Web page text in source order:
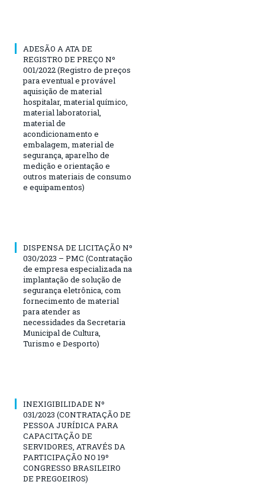
ADESÃO A ATA DE
REGISTRO DE PREÇO Nº
001/2022 (Registro de preços
para eventual e provável
aquisição de material
hospitalar, material químico,
material laboratorial,
material de
acondicionamento e
embalagem, material de
segurança, aparelho de
medição e orientação e
outros materiais de consumo
e equipamentos)
DISPENSA DE LICITAÇÃO Nº
030/2023 – PMC (Contratação
de empresa especializada na
implantação de solução de
segurança eletrônica, com
fornecimento de material
para atender as
necessidades da Secretaria
Municipal de Cultura,
Turismo e Desporto)
INEXIGIBILIDADE Nº
031/2023 (CONTRATAÇÃO DE
PESSOA JURÍDICA PARA
CAPACITAÇÃO DE
SERVIDORES, ATRAVÉS DA
PARTICIPAÇÃO NO 19º
CONGRESSO BRASILEIRO
DE PREGOEIROS)